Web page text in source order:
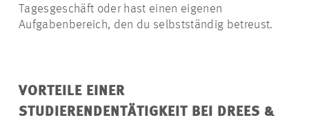
Tagesgeschäft oder hast einen eigenen
Aufgabenbereich, den du selbstständig betreust.
VORTEILE EINER
STUDIERENDENTÄTIGKEIT BEI DREES &